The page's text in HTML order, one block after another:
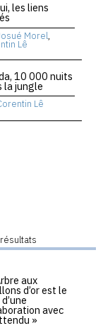
les liens
Morel,
Lê
10 000 nuits
la jungle
Lê
aux
d’or est le
avec
»